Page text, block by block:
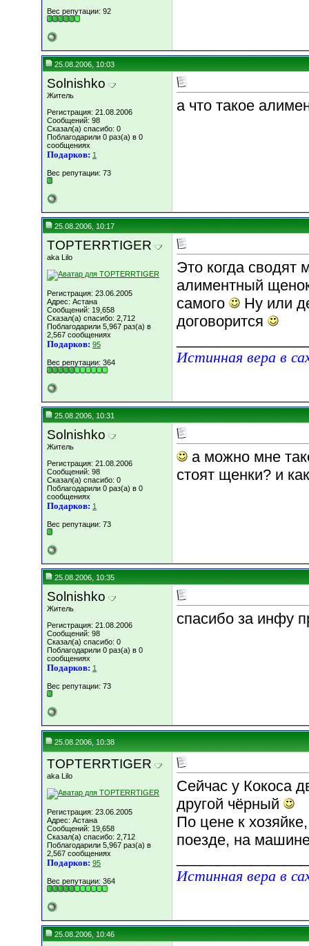
Вес репутации: 92
25.08.2006, 10:03
Solnishko
Житель
Регистрация: 21.08.2006
Сообщений: 98
Сказал(а) спасибо: 0
Поблагодарили 0 раз(а) в 0
сообщениях
Подарков: 1
Вес репутации: 73
а что такое
25.08.2006, 10:17
TOPTERRTIGER
aka Lilo
Регистрация: 23.06.2005
Адрес: Астана
Сообщений: 19,658
Сказал(а) спасибо: 2,712
Поблагодарили 5,967 раз(а) в
2,567 сообщениях
Подарков: 95
Вес репутации: 364
Это когда сводят
алиментный
самого
Ну или
договорится
Истинная вера в
25.08.2006, 10:31
Solnishko
Житель
Регистрация: 21.08.2006
Сообщений: 98
Сказал(а) спасибо: 0
Поблагодарили 0 раз(а) в 0
сообщениях
Подарков: 1
Вес репутации: 73
а можно мне
стоят щенки? и
25.08.2006, 10:35
Solnishko
Житель
Регистрация: 21.08.2006
Сообщений: 98
Сказал(а) спасибо: 0
Поблагодарили 0 раз(а) в 0
сообщениях
Подарков: 1
Вес репутации: 73
спасибо за инфу
25.08.2006, 10:38
TOPTERRTIGER
aka Lilo
Регистрация: 23.06.2005
Адрес: Астана
Сообщений: 19,658
Сказал(а) спасибо: 2,712
Поблагодарили 5,967 раз(а) в
2,567 сообщениях
Подарков: 95
Вес репутации: 364
Сейчас у Кокоса
другой чёрный
По цене к
поезде, на
Истинная вера в
25.08.2006, 10:46